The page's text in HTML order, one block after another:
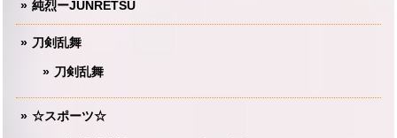
純烈ーJUNRETSU
刀剣乱舞
刀剣乱舞
☆スポーツ☆